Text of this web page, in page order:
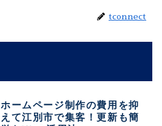
tconnect
ホームページ制作の費用を抑
えて江別市で集客！更新も簡